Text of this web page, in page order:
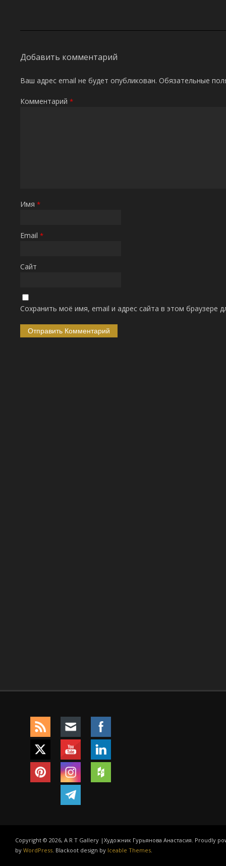
Добавить комментарий
Ваш адрес email не будет опубликован. Обязательные
Комментарий *
Имя *
Email *
Сайт
Сохранить моё имя, email и адрес сайта в этом браузере
Copyright © 2026, A R T Gallery |Художник Гурьянова Анастасия. Proudly
by WordPress . Blackoot design by Iceable Themes